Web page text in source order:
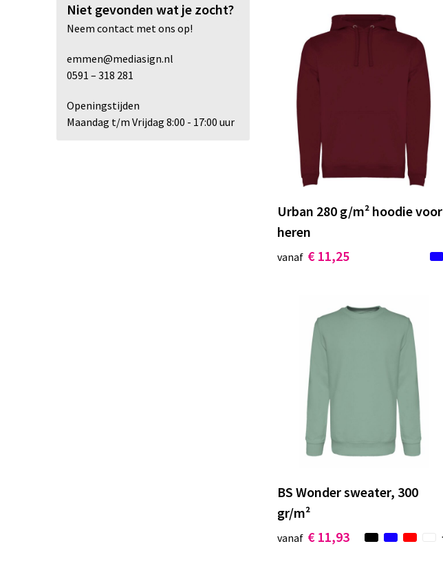
Niet gevonden wat je zocht?
Neem contact met ons op!
emmen@mediasign.nl
0591 – 318 281
Openingstijden
Maandag t/m Vrijdag 8:00 - 17:00 uur
Urban 280 g/m² hoodie voor
heren
vanaf € 11,25
BS Wonder sweater, 300
gr/m²
vanaf € 11,93